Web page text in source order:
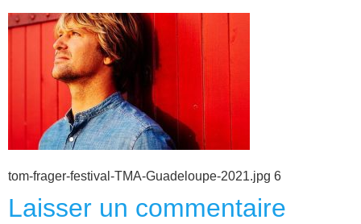
tom-frager-festival-TMA-Guadeloupe-2021.jpg 6
Laisser un commentaire